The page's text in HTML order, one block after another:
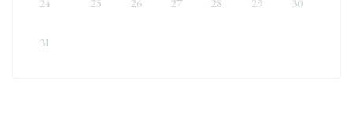
24 25 26 27 28 29 30
31